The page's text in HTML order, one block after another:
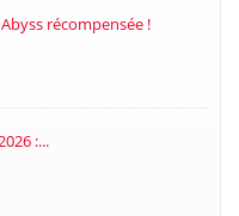
récompensée !
:...